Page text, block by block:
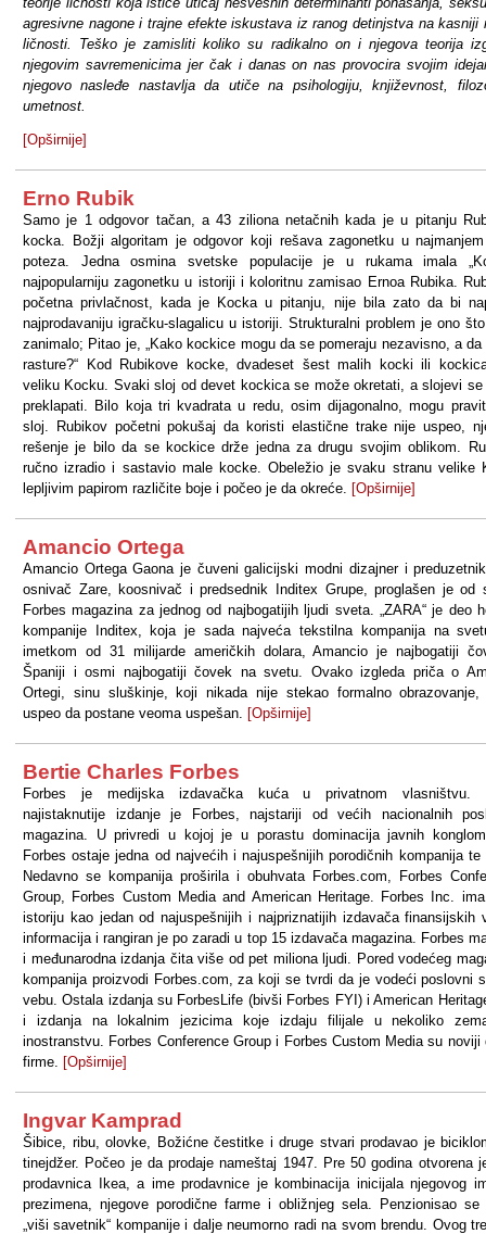
agresivne nagone i trajne efekte iskustava iz ranog detinjstva na kasniji
ličnosti. Teško je zamisliti koliko su radikalno on i njegova teorija
njegovim savremenicima jer čak i danas on nas provocira svojim
njegovo nasleđe nastavlja da utiče na psihologiju, književnost,
umetnost.
[Opširnije]
Erno Rubik
Samo je 1 odgovor tačan, a 43 ziliona netačnih kada je u pitanju
kocka. Božji algoritam je odgovor koji rešava zagonetku u
poteza. Jedna osmina svetske populacije je u rukama imala
najpopularniju zagonetku u istoriji i koloritnu zamisao Ernoa Rubika.
početna privlačnost, kada je Kocka u pitanju, nije bila zato da bi
najprodavaniju igračku-slagalicu u istoriji. Strukturalni problem je ono
zanimalo; Pitao je, „Kako kockice mogu da se pomeraju nezavisno, a da
rasture?“ Kod Rubikove kocke, dvadeset šest malih kocki ili
veliku Kocku. Svaki sloj od devet kockica se može okretati, a slojevi se
preklapati. Bilo koja tri kvadrata u redu, osim dijagonalno, mogu
sloj. Rubikov početni pokušaj da koristi elastične trake nije uspeo,
rešenje je bilo da se kockice drže jedna za drugu svojim oblikom.
ručno izradio i sastavio male kocke. Obeležio je svaku stranu velike
lepljivim papirom različite boje i počeo je da okreće. [Opširnije]
Amancio Ortega
Amancio Ortega Gaona je čuveni galicijski modni dizajner i
osnivač Zare, koosnivač i predsednik Inditex Grupe, proglašen je od
Forbes magazina za jednog od najbogatijih ljudi sveta. „ZARA“ je deo
kompanije Inditex, koja je sada najveća tekstilna kompanija na
imetkom od 31 milijarde američkih dolara, Amancio je najbogatiji
Španiji i osmi najbogatiji čovek na svetu. Ovako izgleda priča o
Ortegi, sinu sluškinje, koji nikada nije stekao formalno
uspeo da postane veoma uspešan. [Opširnije]
Bertie Charles Forbes
Forbes je medijska izdavačka kuća u privatnom vlasništvu.
najistaknutije izdanje je Forbes, najstariji od većih nacionalnih
magazina. U privredi u kojoj je u porastu dominacija javnih
Forbes ostaje jedna od najvećih i najuspešnijih porodičnih kompanija te
Nedavno se kompanija proširila i obuhvata Forbes.com, Forbes
Group, Forbes Custom Media and American Heritage. Forbes Inc.
istoriju kao jedan od najuspešnijih i najpriznatijih izdavača finansijskih
informacija i rangiran je po zaradi u top 15 izdavača magazina. Forbes
i međunarodna izdanja čita više od pet miliona ljudi. Pored vodećeg
kompanija proizvodi Forbes.com, za koji se tvrdi da je vodeći poslovni
vebu. Ostala izdanja su ForbesLife (bivši Forbes FYI) i American
i izdanja na lokalnim jezicima koje izdaju filijale u nekoliko
inostranstvu. Forbes Conference Group i Forbes Custom Media su noviji
firme. [Opširnije]
Ingvar Kamprad
Šibice, ribu, olovke, Božićne čestitke i druge stvari prodavao je
tinejdžer. Počeo je da prodaje nameštaj 1947. Pre 50 godina otvorena
prodavnica Ikea, a ime prodavnice je kombinacija inicijala njegovog
prezimena, njegove porodične farme i obližnjeg sela. Penzionisao se
„viši savetnik“ kompanije i dalje neumorno radi na svom brendu. Ovog